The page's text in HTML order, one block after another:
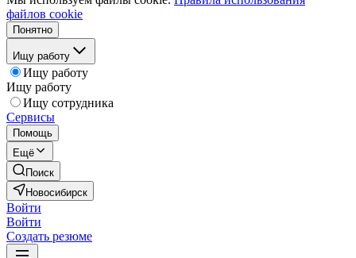
файлов cookie
Понятно
Ищу работу
Ищу работу
Ищу работу
Ищу сотрудника
Сервисы
Помощь
Ещё
Поиск
Новосибирск
Войти
Войти
Создать резюме